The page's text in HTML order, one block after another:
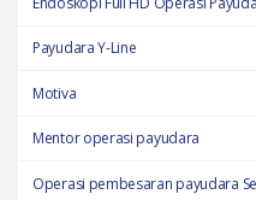
Payudara Y-Line
Motiva
Mentor operasi payudara
Operasi pembesaran payudara